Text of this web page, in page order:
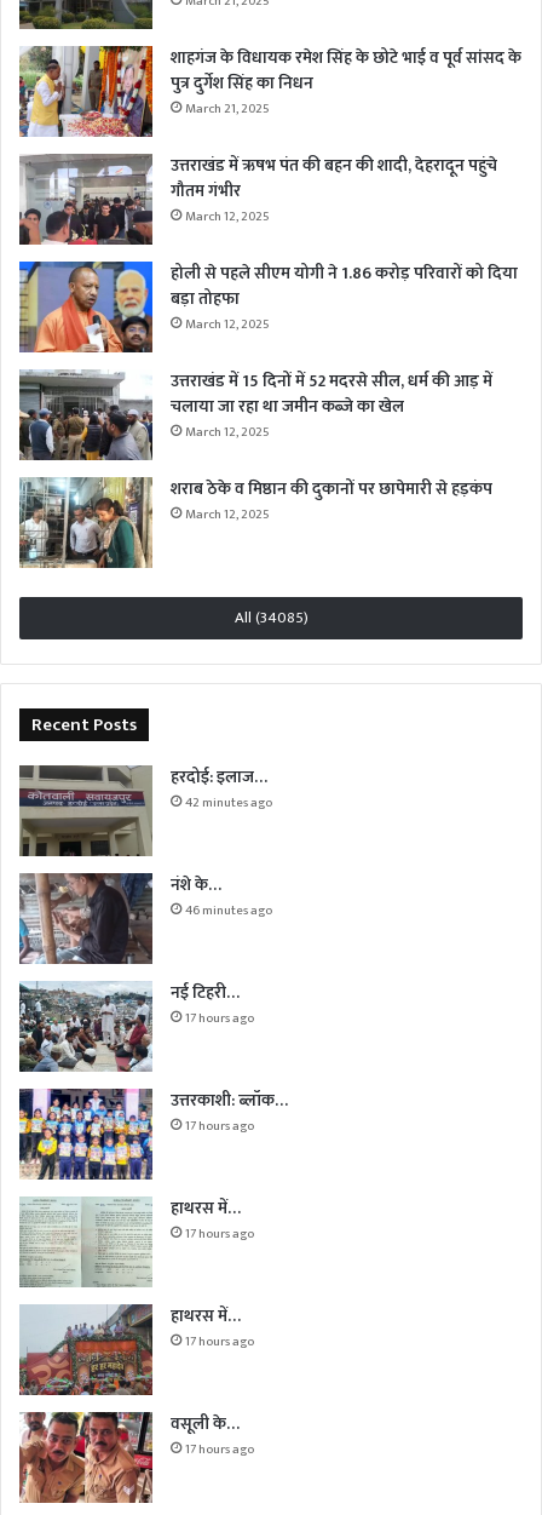
शाहगंज के विधायक रमेश सिंह के छोटे भाई व पूर्व सांसद के
पुत्र दुर्गेश सिंह का निधन
March 21, 2025
उत्तराखंड में ऋषभ पंत की बहन की शादी, देहरादून पहुंचे
गौतम गंभीर
March 12, 2025
होली से पहले सीएम योगी ने 1.86 करोड़ परिवारों को दिया
बड़ा तोहफा
March 12, 2025
उत्तराखंड में 15 दिनों में 52 मदरसे सील, धर्म की आड़ में
चलाया जा रहा था जमीन कब्जे का खेल
March 12, 2025
शराब ठेके व मिष्ठान की दुकानों पर छापेमारी से हड़कंप
March 12, 2025
All (34085)
Recent Posts
हरदोई: इलाज…
42 minutes ago
नंशे के…
46 minutes ago
नई टिहरी…
17 hours ago
उत्तरकाशी: ब्लॉक…
17 hours ago
हाथरस में…
17 hours ago
हाथरस में…
17 hours ago
वसूली के…
17 hours ago